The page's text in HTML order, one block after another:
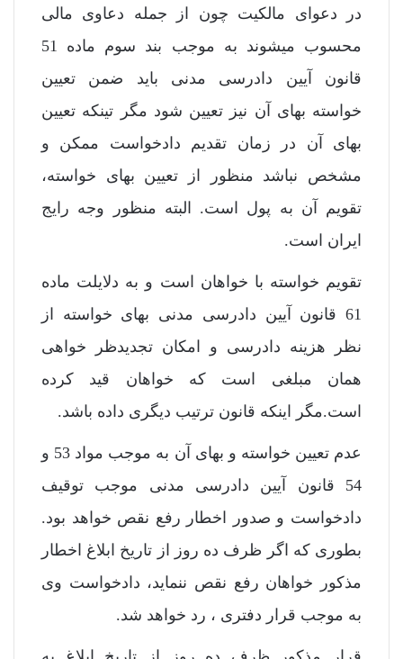
در دعوای مالکیت چون از جمله دعاوی مالی
محسوب میشوند به موجب بند سوم ماده 51
قانون آیین دادرسی مدنی باید ضمن تعیین
خواسته بهای آن نیز تعیین شود مگر تینکه تعیین
بهای آن در زمان تقدیم دادخواست ممکن و
مشخص نباشد منظور از تعیین بهای خواسته،
تقویم آن به پول است. البته منظور وجه رایج
ایران است.
تقویم خواسته با خواهان است و به دلایلت ماده
61 قانون آیین دادرسی مدنی بهای خواسته از
نظر هزینه دادرسی و امکان تجدیدظر خواهی
همان مبلغی است که خواهان قید کرده
است.مگر اینکه قانون ترتیب دیگری داده باشد.
عدم تعیین خواسته و بهای آن به موجب مواد 53 و
54 قانون آیین دادرسی مدنی موجب توقیف
دادخواست و صدور اخطار رفع نقص خواهد بود.
بطوری که اگر ظرف ده روز از تاریخ ابلاغ اخطار
مذکور خواهان رفع نقص ننماید، دادخواست وی
به موجب قرار دفتری ، رد خواهد شد.